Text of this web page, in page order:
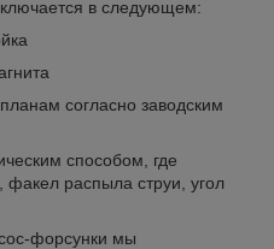
в следующем:
согласно заводским
способом, где
распыла струи, угол
форсунки мы